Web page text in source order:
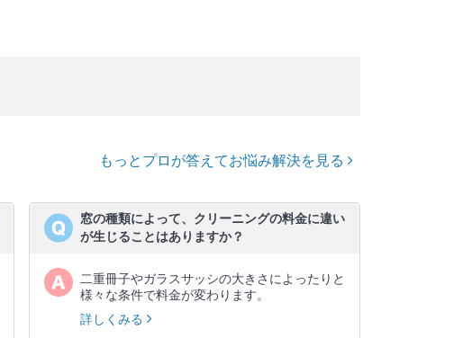
もっとプロが答えてお悩み解決を見る
窓の種類によって、クリーニングの料金に違い
が生じることはありますか？
二重冊子やガラスサッシの大きさによったりと
様々な条件で料金が変わります。
詳しくみる